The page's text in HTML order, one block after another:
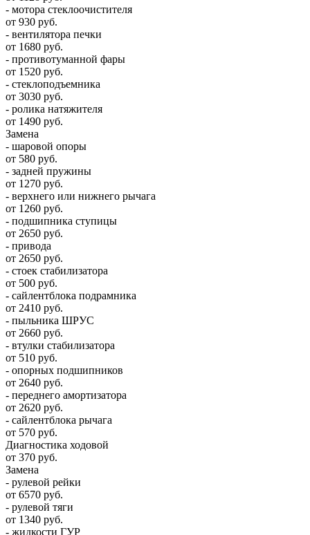
- мотора стеклоочистителя
от 930 руб.
- вентилятора печки
от 1680 руб.
- противотуманной фары
от 1520 руб.
- стеклоподъемника
от 3030 руб.
- ролика натяжителя
от 1490 руб.
Замена
- шаровой опоры
от 580 руб.
- задней пружины
от 1270 руб.
- верхнего или нижнего рычага
от 1260 руб.
- подшипника ступицы
от 2650 руб.
- привода
от 2650 руб.
- стоек стабилизатора
от 500 руб.
- сайлентблока подрамника
от 2410 руб.
- пыльника ШРУС
от 2660 руб.
- втулки стабилизатора
от 510 руб.
- опорных подшипников
от 2640 руб.
- переднего амортизатора
от 2620 руб.
- сайлентблока рычага
от 570 руб.
Диагностика ходовой
от 370 руб.
Замена
- рулевой рейки
от 6570 руб.
- рулевой тяги
от 1340 руб.
- жидкости ГУР